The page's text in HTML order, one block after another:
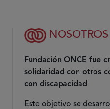
NOSOTROS
Fundación ONCE fue
solidaridad con otros
con discapacidad
Este objetivo se